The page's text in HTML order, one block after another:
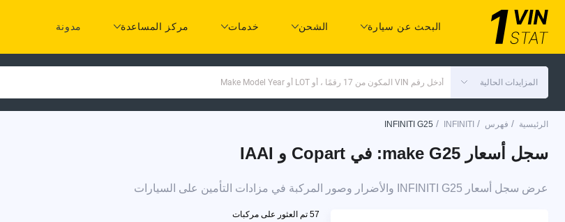
البحث عن سيارة الشحن خدمات مركز المساعدة مدونة
المزايدات الحالية أدخل رقم VIN المكون من 17 رقمًا ، أو LOT أو Make Model Year
الرئيسية / فهرس /
INFINITI
/
INFINITI G25
سجل أسعار make G25: في Copart و IAAI
عرض سجل أسعار INFINITI G25 والأضرار وصور المركبة في مزادات التأمين على السيارات
57 تم العثور على مركبات